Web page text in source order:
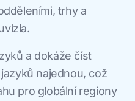
trhy a
a dokáže číst
najednou, což
pro globální regiony